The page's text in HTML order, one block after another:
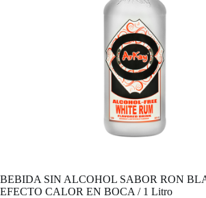
BEBIDA SIN ALCOHOL SABOR RON
EFECTO CALOR EN BOCA / 1 Litro